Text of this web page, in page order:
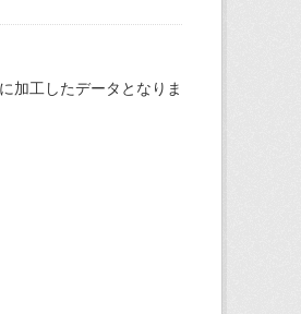
加工したデータとなりま